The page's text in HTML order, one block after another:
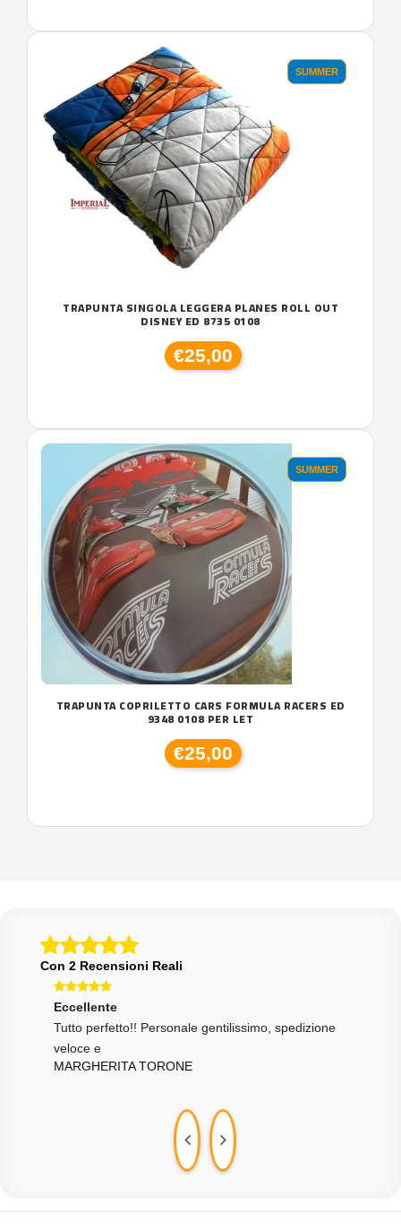
SUMMER
TRAPUNTA SINGOLA LEGGERA PLANES ROLL OUT
DISNEY ED 8735 0108
€25,00
SUMMER
TRAPUNTA COPRILETTO CARS FORMULA RACERS ED
9348 0108 PER LET
€25,00
Con 2 Recensioni Reali
Eccellente
Tutto perfetto!! Personale gentilissimo, spedizione
veloce e
MARGHERITA TORONE